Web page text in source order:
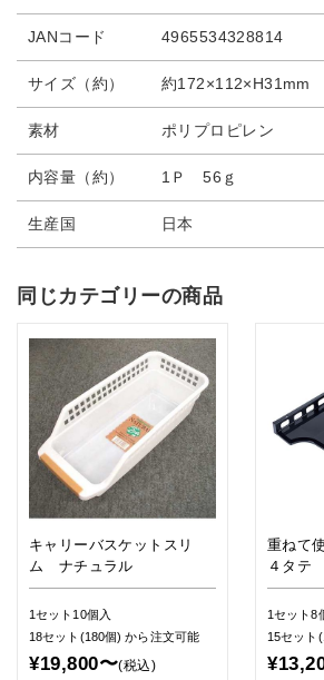
JANコード 4965534328814
サイズ（約） 約172×112×H31mm
素材 ポリプロピレン
内容量（約） 1Ｐ 56ｇ
生産国 日本
同じカテゴリーの商品
キャリーバスケットスリ
ム ナチュラル
1セット10個入
18セット(180個)から注文可能
¥19,800〜(税込)
重ねて
４タテ
1セット8
15セット